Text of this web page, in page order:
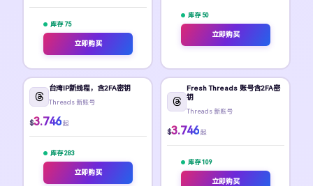
库存 75
立即购买
库存 50
立即购买
台湾IP新线程，含2FA密钥
Threads 新账号
$3.746 起
库存 283
立即购买
Fresh Threads 账号含2FA密
钥
Threads 新账号
$3.746 起
库存 109
立即购买